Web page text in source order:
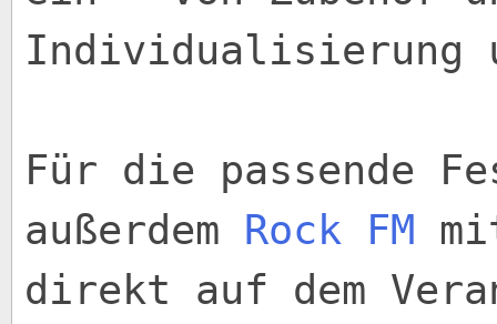
Individualisierung
Für die passende
außerdem Rock FM
direkt auf dem